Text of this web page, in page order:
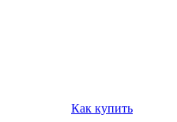
Как купить